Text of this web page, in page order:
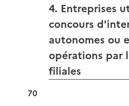
4. Entreprises
concours
autonomes ou
opérations par
filiales
70